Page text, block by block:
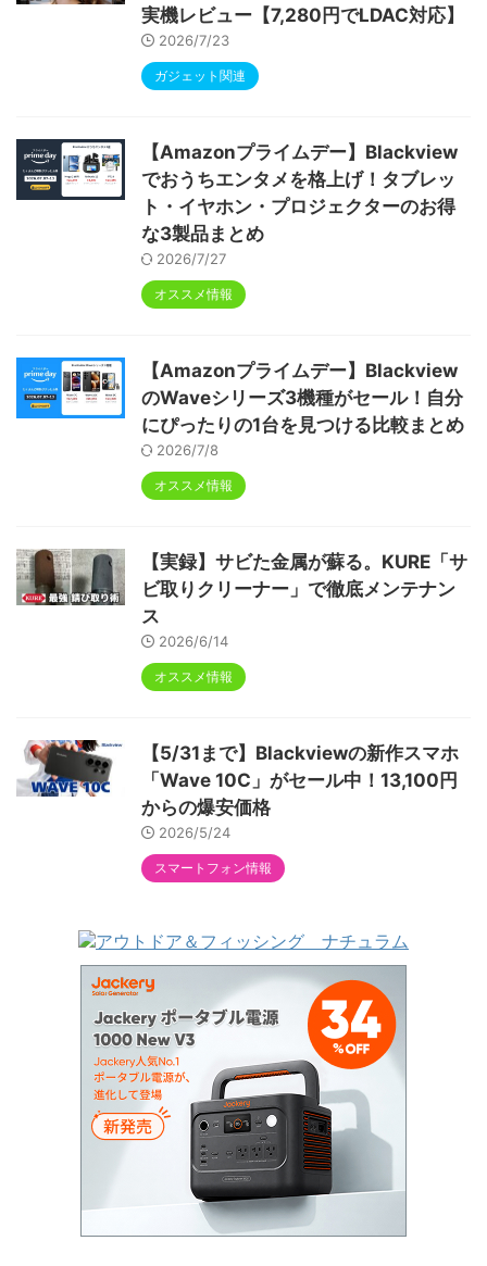
実機レビュー【7,280円でLDAC対応】
2026/7/23
ガジェット関連
【Amazonプライムデー】Blackview
でおうちエンタメを格上げ！タブレッ
ト・イヤホン・プロジェクターのお得
な3製品まとめ
2026/7/27
オススメ情報
【Amazonプライムデー】Blackview
のWaveシリーズ3機種がセール！自分
にぴったりの1台を見つける比較まとめ
2026/7/8
オススメ情報
【実録】サビた金属が蘇る。KURE「サ
ビ取りクリーナー」で徹底メンテナン
ス
2026/6/14
オススメ情報
【5/31まで】Blackviewの新作スマホ
「Wave 10C」がセール中！13,100円
からの爆安価格
2026/5/24
スマートフォン情報